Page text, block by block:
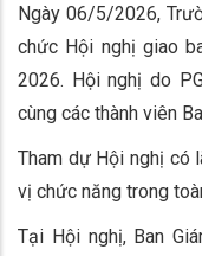
Ngày 06/5/2026,
chức Hội nghị giao
2026. Hội nghị do
cùng các thành viên
Tham dự Hội nghị có
vị chức năng trong
Tại Hội nghị, Ban